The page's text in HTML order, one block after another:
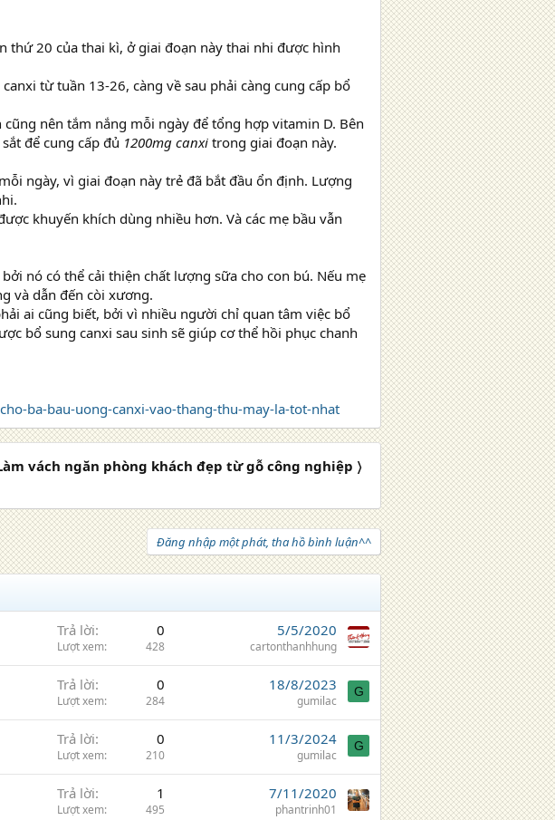
thứ 20 của thai kì, ở giai đoạn này thai nhi được hình
từ tuần 13-26, càng về sau phải càng cung cấp bổ
nên tắm nắng mỗi ngày để tổng hợp vitamin D. Bên
để cung cấp đủ 1200mg canxi trong giai đoạn này.
ngày, vì giai đoạn này trẻ đã bắt đầu ổn định. Lượng
khuyến khích dùng nhiều hơn. Và các mẹ bầu vẫn
nó có thể cải thiện chất lượng sữa cho con bú. Nếu mẹ
và dẫn đến còi xương.
ai cũng biết, bởi vì nhiều người chỉ quan tâm việc bổ
bổ sung canxi sau sinh sẽ giúp cơ thể hồi phục chanh
ba-bau-uong-canxi-vao-thang-thu-may-la-tot-nhat
vách ngăn phòng khách đẹp từ gỗ công nghiệp 〉
Đăng nhập một phát, tha hồ bình luận^^
Trả lời 0
Lượt xem 428
5/5/2020
cartonthanhhung
Trả lời 0
Lượt xem 284
18/8/2023
gumilac
G
Trả lời 0
Lượt xem 210
11/3/2024
gumilac
G
Trả lời 1
Lượt xem 495
7/11/2020
phantrinh01